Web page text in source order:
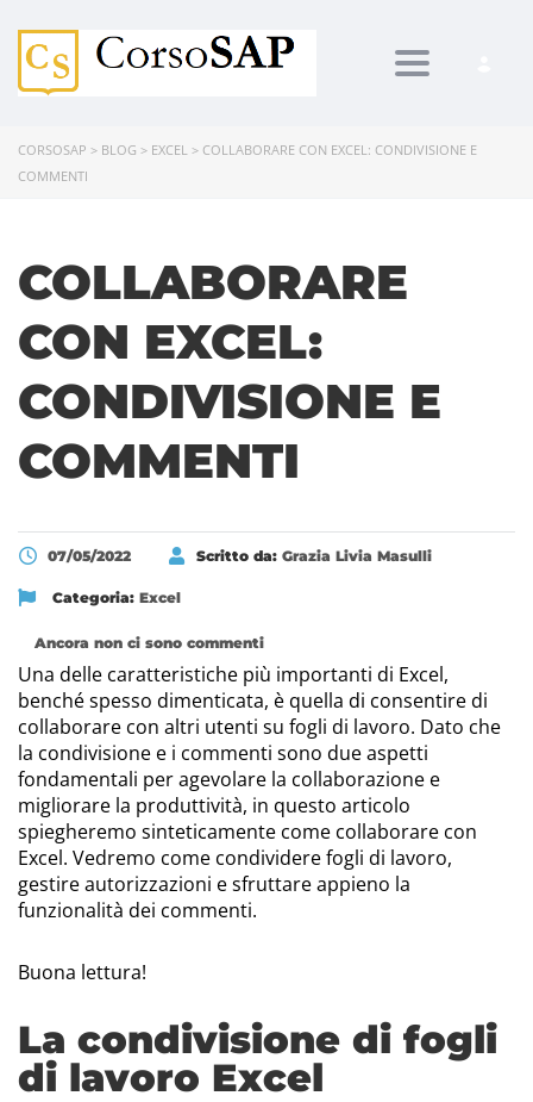
Toggle
CORSOSAP > BLOG > EXCEL > COLLABORARE CON EXCEL: CONDIVISIONE E
COMMENTI
COLLABORARE
CON EXCEL:
CONDIVISIONE E
COMMENTI
07/05/2022 Scritto da: Grazia Livia Masulli
Categoria: Excel
Ancora non ci sono commenti
Una delle caratteristiche più importanti di Excel,
benché spesso dimenticata, è quella di consentire di
collaborare con altri utenti su fogli di lavoro. Dato che
la condivisione e i commenti sono due aspetti
fondamentali per agevolare la collaborazione e
migliorare la produttività, in questo articolo
spiegheremo sinteticamente come collaborare con
Excel. Vedremo come condividere fogli di lavoro,
gestire autorizzazioni e sfruttare appieno la
funzionalità dei commenti.
Buona lettura!
La condivisione di fogli
di lavoro Excel